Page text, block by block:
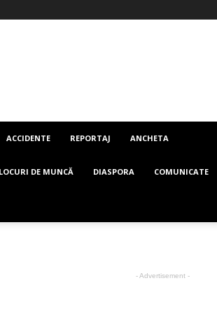
ACCIDENTE REPORTAJ ANCHETA
LOCURI DE MUNCĂ DIASPORA COMUNICATE
- Advertisement -